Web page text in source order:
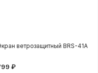
зеленое BRS-Y03
Экран ветрозащитный
ветрозащитный BRS-41A
₽